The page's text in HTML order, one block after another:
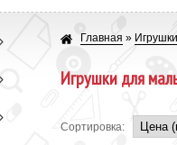
Главная » Игрушки
Игрушки для
Сортировка: